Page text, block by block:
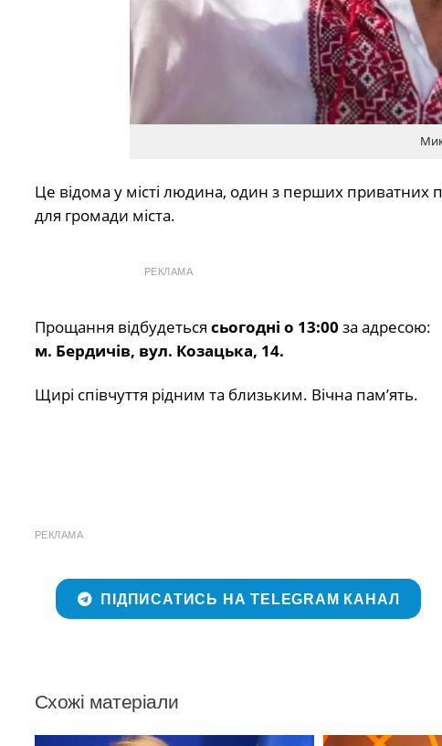
Це відома у місті людина, один з перших приватних
для громади міста.
РЕКЛАМА
Прощання відбудеться сьогодні о 13:00 за адресою:
м. Бердичів, вул. Козацька, 14.
Щирі співчуття рідним та близьким. Вічна пам’ять.
РЕКЛАМА
ПІДПИСАТИСЬ НА TELEGRAM КАНАЛ
Схожі матеріали